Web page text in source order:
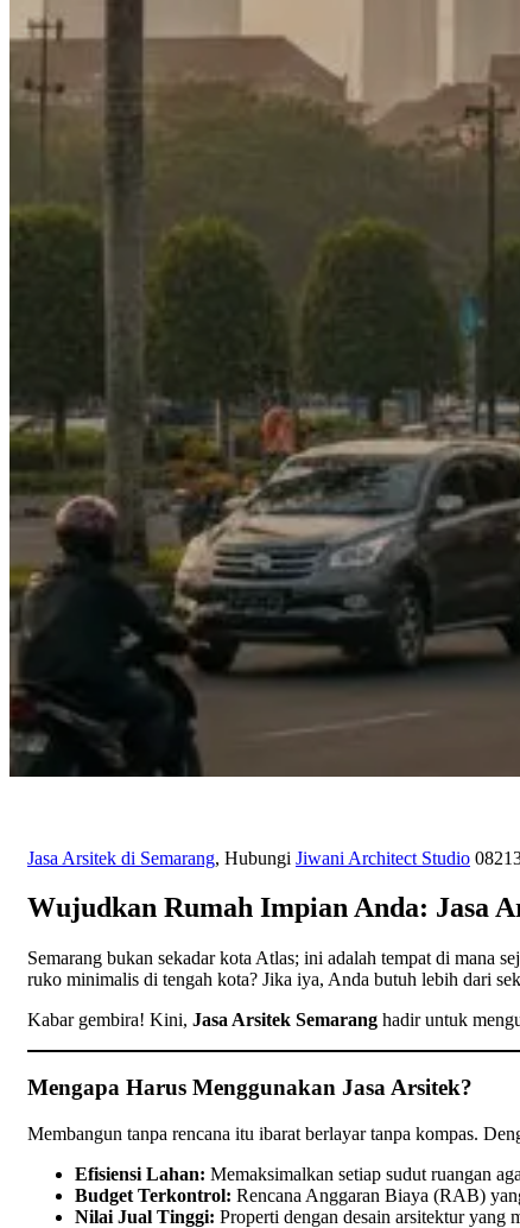
Jasa Arsitek di Semarang, Hubungi Jiwani Architect Studio
Wujudkan Rumah Impian Anda: Jasa
Semarang bukan sekadar kota Atlas; ini adalah tempat di mana
ruko minimalis di tengah kota? Jika iya, Anda butuh lebih dari
Kabar gembira! Kini, Jasa Arsitek Semarang hadir untuk
Mengapa Harus Menggunakan Jasa Arsitek?
Membangun tanpa rencana itu ibarat berlayar tanpa kompas.
Efisiensi Lahan: Memaksimalkan setiap sudut ruangan
Budget Terkontrol: Rencana Anggaran Biaya (RAB)
Nilai Jual Tinggi: Properti dengan desain arsitektur yang